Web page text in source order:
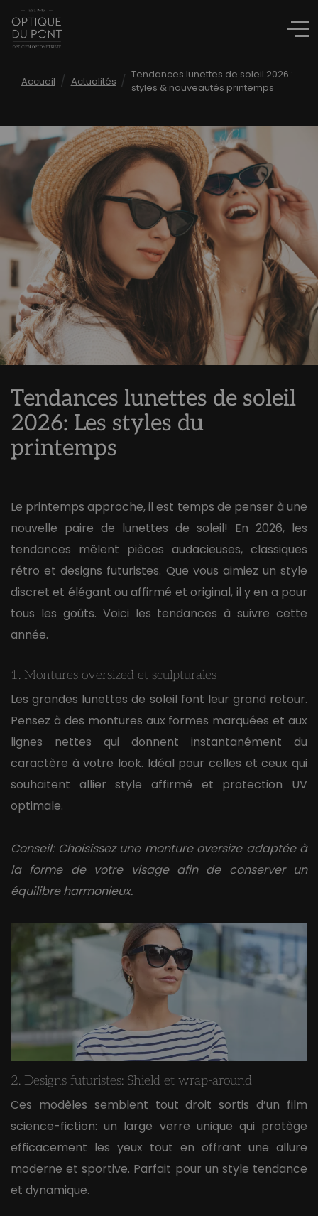
Accueil / Actualités / Tendances lunettes de soleil 2026 :
styles & nouveautés printemps
Tendances lunettes de soleil
2026: Les styles du
printemps
Le printemps approche, il est temps de penser à une
nouvelle paire de lunettes de soleil! En 2026, les
tendances mêlent pièces audacieuses, classiques
rétro et designs futuristes. Que vous aimiez un style
discret et élégant ou affirmé et original, il y en a pour
tous les goûts. Voici les tendances à suivre cette
année.
1. Montures oversized et sculpturales
Les grandes lunettes de soleil font leur grand retour.
Pensez à des montures aux formes marquées et aux
lignes nettes qui donnent instantanément du
caractère à votre look. Idéal pour celles et ceux qui
souhaitent allier style affirmé et protection UV
optimale.
Conseil: Choisissez une monture oversize adaptée à
la forme de votre visage afin de conserver un
équilibre harmonieux.
2. Designs futuristes: Shield et wrap-around
Ces modèles semblent tout droit sortis d’un film
science-fiction: un large verre unique qui protège
efficacement les yeux tout en offrant une allure
moderne et sportive. Parfait pour un style tendance
et dynamique.